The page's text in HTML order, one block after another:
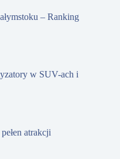
– Ranking
w SUV-ach i
atrakcji